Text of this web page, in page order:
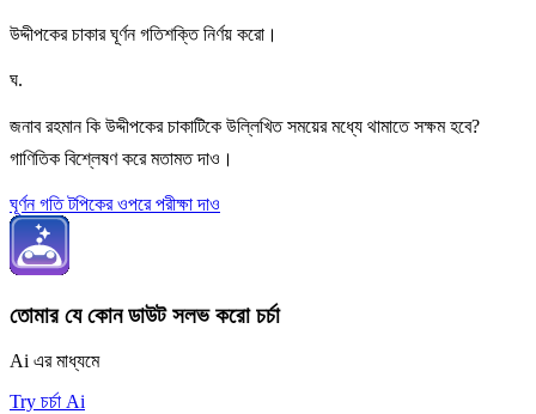
উদ্দীপকের চাকার ঘূর্ণন গতিশক্তি নির্ণয় করো।
ঘ.
জনাব রহমান কি উদ্দীপকের চাকাটিকে উল্লিখিত সময়ের মধ্যে থামাতে সক্ষম হবে?
গাণিতিক বিশ্লেষণ করে মতামত দাও।
ঘূর্ণন গতি টপিকের ওপরে পরীক্ষা দাও
তোমার যে কোন ডাউট সলভ করো চর্চা
Ai এর মাধ্যমে
Try চর্চা Ai